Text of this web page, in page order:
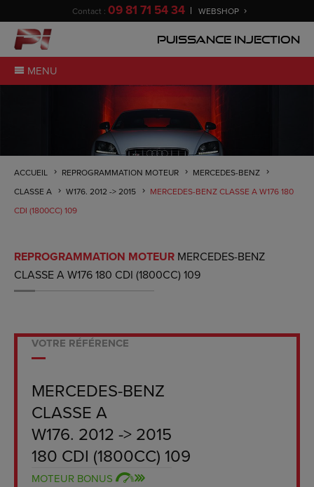
Contact : 09 81 71 54 34 WEBSHOP
Puissance Injection
MENU
ACCUEIL REPROGRAMMATION MOTEUR
MERCEDES-BENZ
CLASSE A
W176. 2012 -> 2015
MERCEDES-BENZ CLASSE A W176 180
CDI (1800CC) 109
REPROGRAMMATION MOTEUR MERCEDES-BENZ
CLASSE A W176 180 CDI (1800CC) 109
VOTRE RÉFÉRENCE
MERCEDES-BENZ
CLASSE A
W176. 2012 -> 2015
180 CDI (1800CC) 109
MOTEUR BONUS